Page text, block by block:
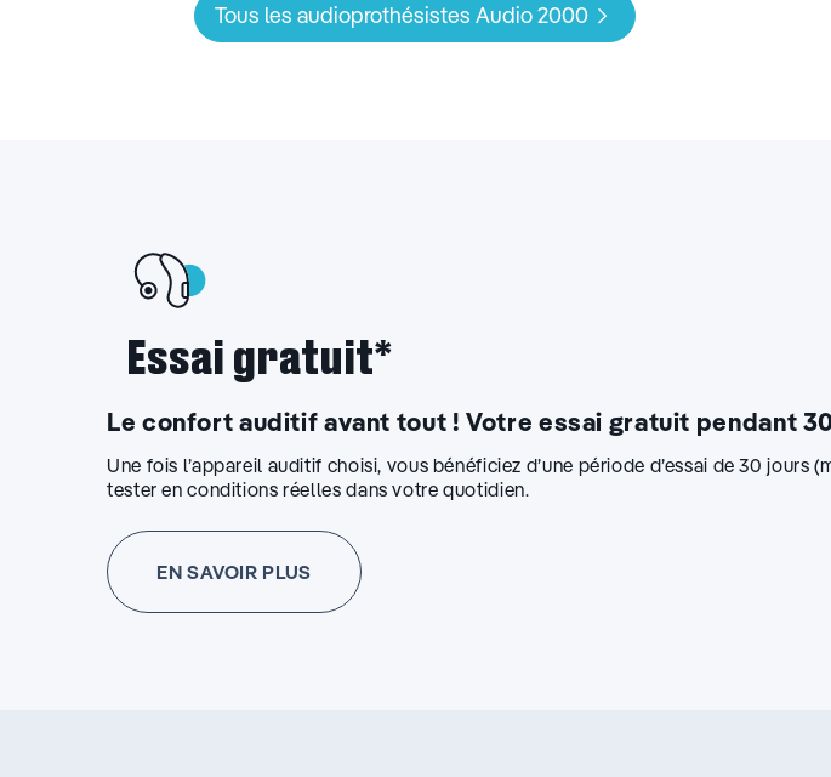
Tous les audioprothésistes Audio 2000
Essai gratuit*
Le confort auditif avant tout ! Votre essai gratuit pendant
Une fois l’appareil auditif choisi, vous bénéficiez d’une période d’essai de 30 jours
tester en conditions réelles dans votre quotidien.
EN SAVOIR PLUS